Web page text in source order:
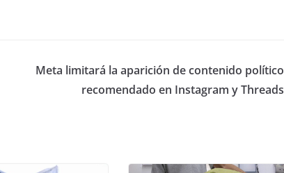
Meta limitará la aparición de contenido político
recomendado en Instagram y Threads